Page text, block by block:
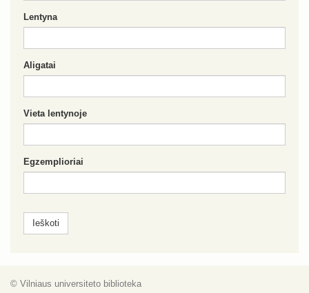
Lentyna
Aligatai
Vieta lentynoje
Egzemplioriai
© Vilniaus universiteto biblioteka